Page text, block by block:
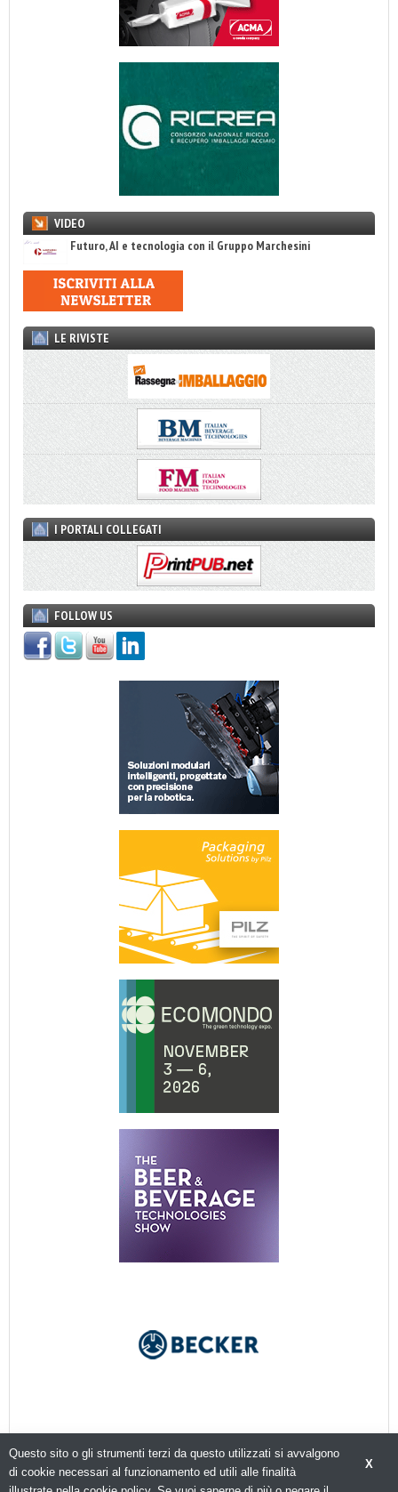
VIDEO
Futuro, AI e tecnologia con il Gruppo Marchesini
LE RIVISTE
I PORTALI COLLEGATI
FOLLOW US
X
Questo sito o gli strumenti terzi da questo utilizzati si avvalgono
di cookie necessari al funzionamento ed utili alle finalità